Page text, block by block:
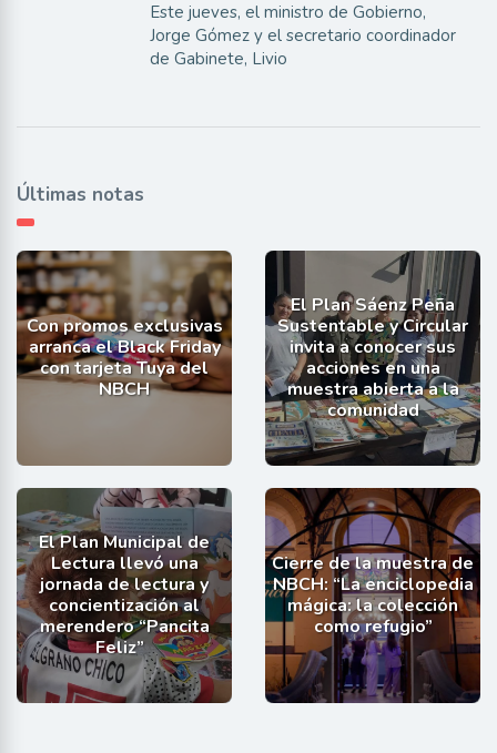
Este jueves, el ministro de Gobierno,
Jorge Gómez y el secretario coordinador
de Gabinete, Livio
Últimas notas
Con promos exclusivas
arranca el Black Friday
con tarjeta Tuya del
NBCH
El Plan Sáenz Peña
Sustentable y Circular
invita a conocer sus
acciones en una
muestra abierta a la
comunidad
El Plan Municipal de
Lectura llevó una
jornada de lectura y
concientización al
merendero “Pancita
Feliz”
Cierre de la muestra de
NBCH: “La enciclopedia
mágica: la colección
como refugio”